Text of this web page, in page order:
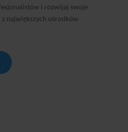
i rozwijaj swoje
największych ośrodków